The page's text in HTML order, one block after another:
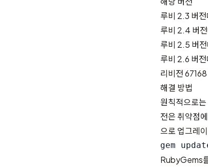
루비 2.3 버
루비 2.4 버
루비 2.5 버
루비 2.6 버
리비전
해결 방법
원칙적으로
전은 취약점
으로 업그레
RubyGems